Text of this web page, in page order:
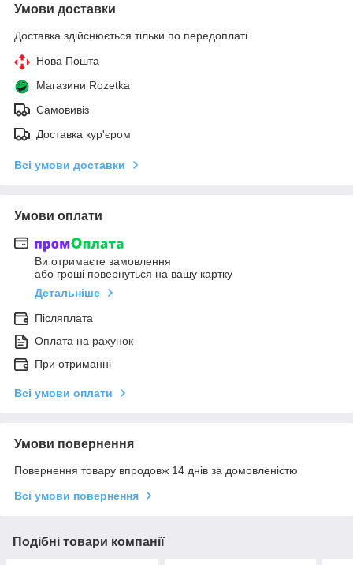
Умови доставки
Доставка здійснюється тільки по передоплаті.
Нова Пошта
Магазини Rozetka
Самовивіз
Доставка кур'єром
Всі умови доставки
Умови оплати
Ви отримаєте замовлення
або гроші повернуться на вашу картку
Детальніше
Післяплата
Оплата на рахунок
При отриманні
Всі умови оплати
Умови повернення
Повернення товару впродовж 14 днів за домовленістю
Всі умови повернення
Подібні товари компанії